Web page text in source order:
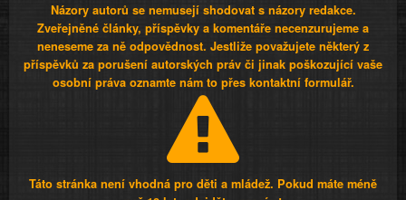
Názory autorů se nemusejí shodovat s názory redakce.
Zveřejněné články, příspěvky a komentáře necenzurujeme a
neneseme za ně odpovědnost. Jestliže považujete některý z
příspěvků za porušení autorských práv či jinak poškozující vaše
osobní práva oznamte nám to přes kontaktní formulář.
Táto stránka není vhodná pro děti a mládež. Pokud máte méně